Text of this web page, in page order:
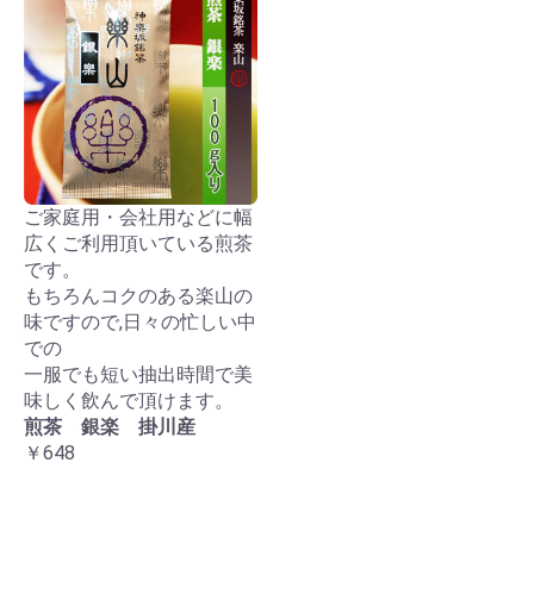
ご家庭用・会社用などに幅
広くご利用頂いている煎茶
です。
もちろんコクのある楽山の
味ですので,日々の忙しい中
での
一服でも短い抽出時間で美
味しく飲んで頂けます。
煎茶 銀楽 掛川産
￥648